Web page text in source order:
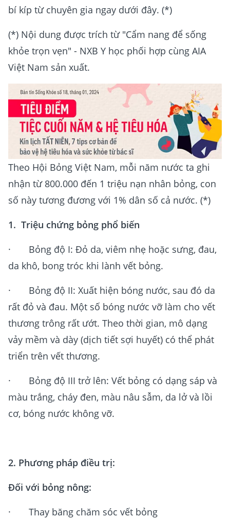
bí kíp từ chuyên gia ngay dưới đây. (*)
(*) Nội dung được trích từ "Cẩm nang để sống
khỏe trọn vẹn" - NXB Y học phối hợp cùng AIA
Việt Nam sản xuất.
Theo Hội Bỏng Việt Nam, mỗi năm nước ta ghi
nhận từ 800.000 đến 1 triệu nạn nhân bỏng, con
số này tương đương với 1% dân số cả nước. (*)
1. Triệu chứng bỏng phổ biến
· Bỏng độ I: Đỏ da, viêm nhẹ hoặc sưng, đau,
da khô, bong tróc khi lành vết bỏng.
· Bỏng độ II: Xuất hiện bóng nước, sau đó da
rất đỏ và đau. Một số bóng nước vỡ làm cho vết
thương trông rất ướt. Theo thời gian, mô dạng
vảy mềm và dày (dịch tiết sợi huyết) có thể phát
triển trên vết thương.
· Bỏng độ III trở lên: Vết bỏng có dạng sáp và
màu trắng, cháy đen, màu nâu sẫm, da lở và lồi
cơ, bóng nước không vỡ.
2. Phương pháp điều trị:
Đối với bỏng nông:
· Thay băng chăm sóc vết bỏng